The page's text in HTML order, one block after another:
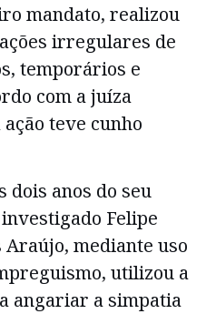
mandato, realizou
irregulares de
temporários e
com a juíza
teve cunho
dois anos do seu
Felipe
mediante uso
utilizou a
angariar a simpatia